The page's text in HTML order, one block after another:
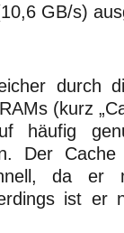
GB/s)
durch
(kurz
häufig
Der
da er
ist er